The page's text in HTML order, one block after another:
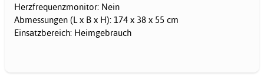
Herzfrequenzmonitor: Nein
Abmessungen (L x B x H): 174 x 38 x 55 cm
Einsatzbereich: Heimgebrauch